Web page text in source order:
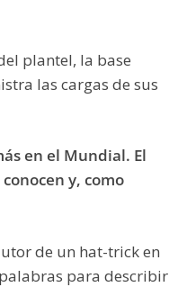
plantel, la base
las cargas de sus
en el Mundial. El
y, como
de un hat-trick en
para describir